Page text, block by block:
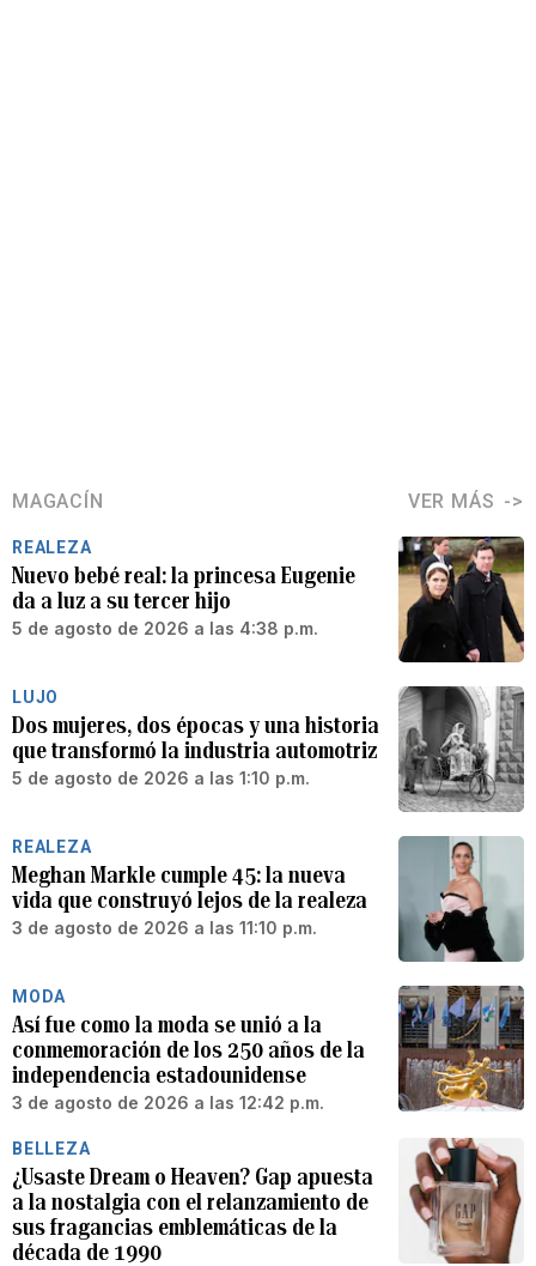
MAGACÍN VER MÁS
REALEZA
Nuevo bebé real: la princesa Eugenie
da a luz a su tercer hijo
5 de agosto de 2026 a las 4:38 p.m.
LUJO
Dos mujeres, dos épocas y una historia
que transformó la industria automotriz
5 de agosto de 2026 a las 1:10 p.m.
REALEZA
Meghan Markle cumple 45: la nueva
vida que construyó lejos de la realeza
3 de agosto de 2026 a las 11:10 p.m.
MODA
Así fue como la moda se unió a la
conmemoración de los 250 años de la
independencia estadounidense
3 de agosto de 2026 a las 12:42 p.m.
BELLEZA
¿Usaste Dream o Heaven? Gap apuesta
a la nostalgia con el relanzamiento de
sus fragancias emblemáticas de la
década de 1990